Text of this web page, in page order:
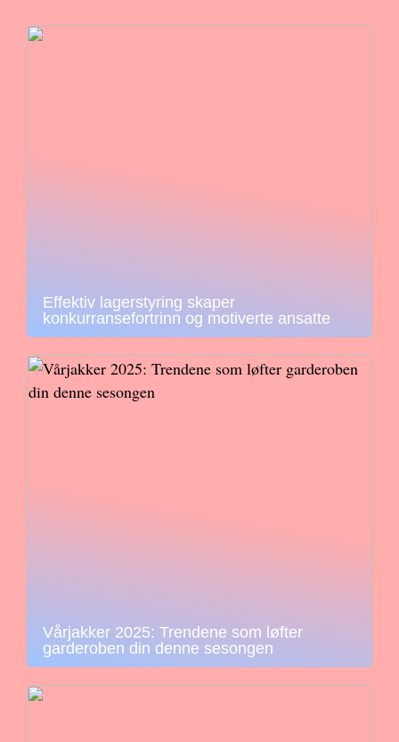
Effektiv lagerstyring skaper
konkurransefortrinn og motiverte ansatte
Vårjakker 2025: Trendene som løfter
garderoben din denne sesongen